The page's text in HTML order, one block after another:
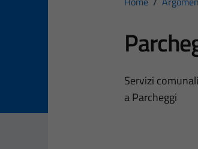
Servizi
a Parcheggi